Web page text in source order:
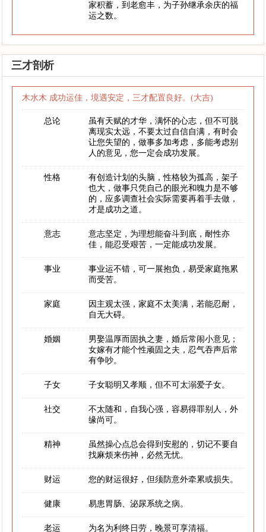
家积蓄，到老愈丰，为子孙继承余庆的福
运之数。
三才剖析
木水木 成功运佳，境遇安定，三才配置良好。(大吉)
总论
虽有天赋的才华，满怀的心志，但不可脱
离现实太远，不要太过自信自满，有时会
让您失望的，做事多加考虑，多能考虑别
人的意见，您一定会成功发展。
性格
有创造计划的头脑，性格较为孤高，架子
也大，做事只凭自己的眼光和魄力是不够
的，应多调查社会实际需要再着手去做，
才是成功之道。
意志
意志坚定，为理想能奋斗到底，耐性亦
佳，能忍受艰苦，一定能成功发展。
事业
事业运不错，可一展抱负，易受家庭拖累
而受苦。
家庭
因主观太强，家庭不太美满，若能忍耐，
自无大碍。
婚姻
男娶温厚而固执之妻，婚后常闹小意见；
女嫁有才能个性顽固之夫，忍气吞声后常
有争吵。
子女 子女聪明又孝顺，但不可太溺爱子女。
社交
不太随和，自我心强，容易得罪别人，外
缘尚可。
精神
虽然操心点总会得到安慰的，切记不要自
找麻烦来伤神，必然无忧。
财运 您的财运很好，但须防意外牵累或损失。
健康 易患胃肠、泌尿系统之病。
老运 为名为利终日劳，晚景可享清福。